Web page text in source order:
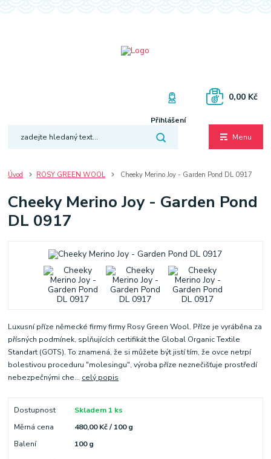
Menu
Přihlášení
0,00 Kč
Úvod ROSY GREEN WOOL Cheeky Merino Joy - Garden Pond DL 0917
Cheeky Merino Joy - Garden Pond
DL 0917
Luxusní příze německé firmy firmy Rosy Green Wool. Příze je vyráběna za
přísných podmínek, splňujících certifikát the Global Organic Textile
Standart (GOTS). To znamená, že si můžete být jistí tím, že ovce netrpí
bolestivou proceduru "molesingu", výroba příze neznečišťuje prostředí
nebezpečnými che... celý popis
Dostupnost
Skladem 1 ks
Měrná cena
480,00 Kč / 100 g
Balení
100 g